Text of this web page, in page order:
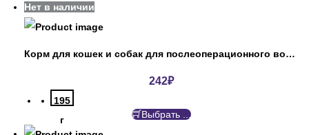
Нет в наличии
Корм для кошек и собак для послеоперационного восстановления Пурина
242₽
195
г
Выбрать ...